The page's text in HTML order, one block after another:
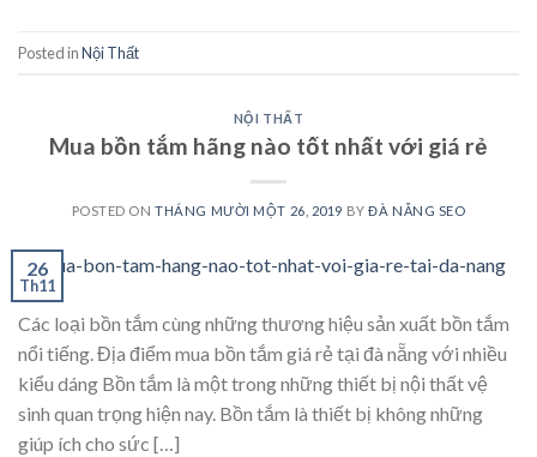
Posted inNội Thất
NỘI THẤT
Mua bồn tắm hãng nào tốt nhất với giá rẻ
POSTED ONTHÁNG MƯỜI MỘT 26, 2019 BYĐÀ NẴNG SEO
26
Th11
Các loại bồn tắm cùng những thương hiệu sản xuất bồn tắm
nổi tiếng. Địa điểm mua bồn tắm giá rẻ tại đà nẵng với nhiều
kiểu dáng Bồn tắm là một trong những thiết bị nội thất vệ
sinh quan trọng hiện nay. Bồn tắm là thiết bị không những
giúp ích cho sức […]